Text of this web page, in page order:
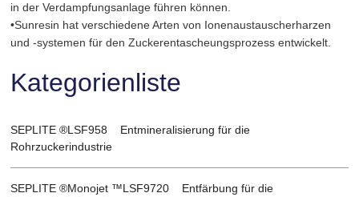
in der Verdampfungsanlage führen können.
•Sunresin hat verschiedene Arten von Ionenaustauscherharzen
und -systemen für den Zuckerentascheungsprozess entwickelt.
Kategorienliste
SEPLITE ®LSF958 Entmineralisierung für die
Rohrzuckerindustrie
SEPLITE ®Monojet ™LSF9720 Entfärbung für die